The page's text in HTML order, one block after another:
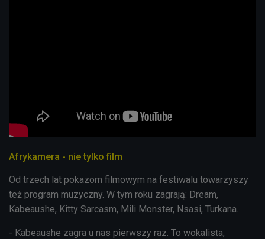
Afrykamera - nie tylko film
Od trzech lat pokazom filmowym na festiwalu towarzyszy
też program muzyczny. W tym roku zagrają: Dream,
Kabeaushe, Kitty Sarcasm, Mili Monster, Nsasi, Turkana.
- Kabeaushe zagra u nas pierwszy raz. To wokalista,